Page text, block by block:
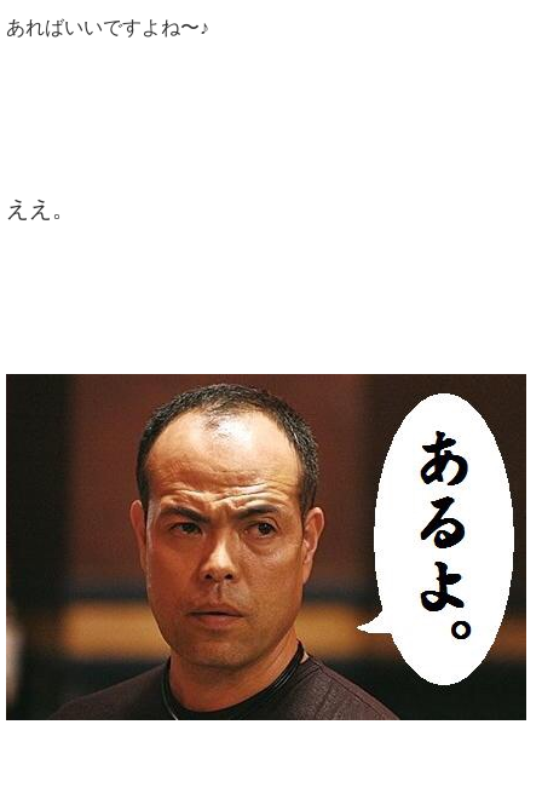
あればいいですよね〜♪
ええ。